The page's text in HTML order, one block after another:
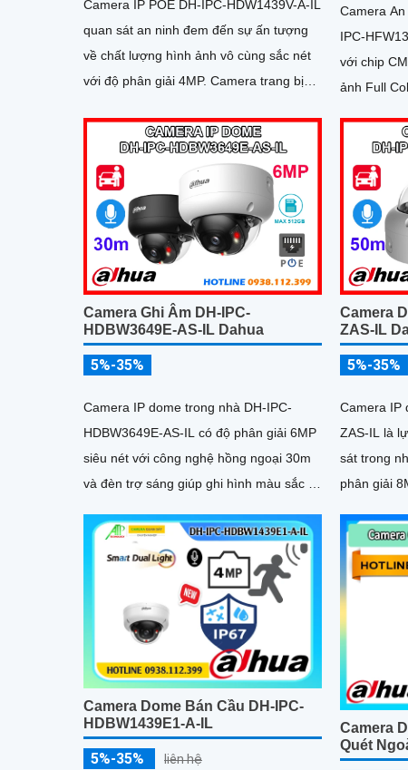
Camera IP POE DH-IPC-HDW1439V-A-IL
quan sát an ninh đem đến sự ấn tượng
về chất lượng hình ảnh vô cùng sắc nét
với độ phân giải 4MP. Camera trang bị
ban đêm linh hoạt và có màu ban đêm
Camera
IPC-
với chip
ảnh Full
Camera Ghi Âm DH-IPC-
HDBW3649E-AS-IL Dahua
5%-35%
Camera IP dome trong nhà DH-IPC-
HDBW3649E-AS-IL có độ phân giải 6MP
siêu nét với công nghệ hồng ngoại 30m
và đèn trợ sáng giúp ghi hình màu sắc rõ
được trang bị micro thu âm, khe cắm thẻ
nhớ lên đến 512GB và công nghệ AI
thông minh nhận diện chính xác người và
phương tiện nâng cao hiệu quả giám sát
Camera
ZAS-IL
5%-35%
Camera IP
ZAS-IL là
sát trong
phân giải
giúp quan
Camera
thẻ nhớ
phân biệt
cao độ
POE tiện lợi
Camera Dome Bán Cầu DH-IPC-
HDBW1439E1-A-IL
5%-35% liên hệ
Camera
Quét